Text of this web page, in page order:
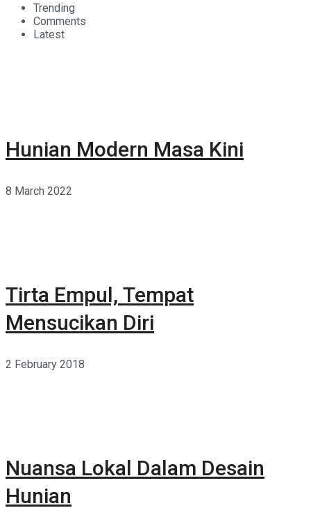
Trending
Comments
Latest
Hunian Modern Masa Kini
8 March 2022
Tirta Empul, Tempat
Mensucikan Diri
2 February 2018
Nuansa Lokal Dalam Desain
Hunian